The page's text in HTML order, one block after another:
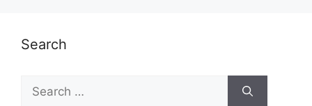
Search
for: